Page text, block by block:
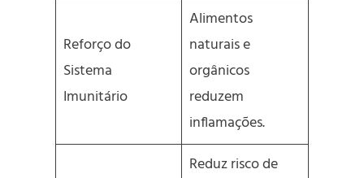
Reforço do
Sistema
Imunitário
Alimentos
naturais e
orgânicos
reduzem
inflamações.
Reduz risco de